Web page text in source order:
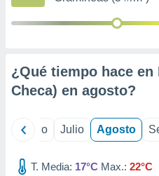
¿Qué tiempo hace
Checa) en agosto?
Junio Julio Agosto
T. Media: 17°C Max.: 22°C